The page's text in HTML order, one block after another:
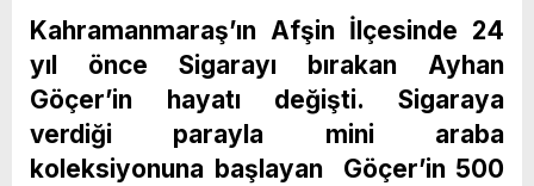
Kahramanmaraş’ın Afşin İlçesinde 24
yıl önce Sigarayı bırakan Ayhan
Göçer’in hayatı değişti. Sigaraya
verdiği parayla mini araba
koleksiyonuna başlayan Göçer’in 500